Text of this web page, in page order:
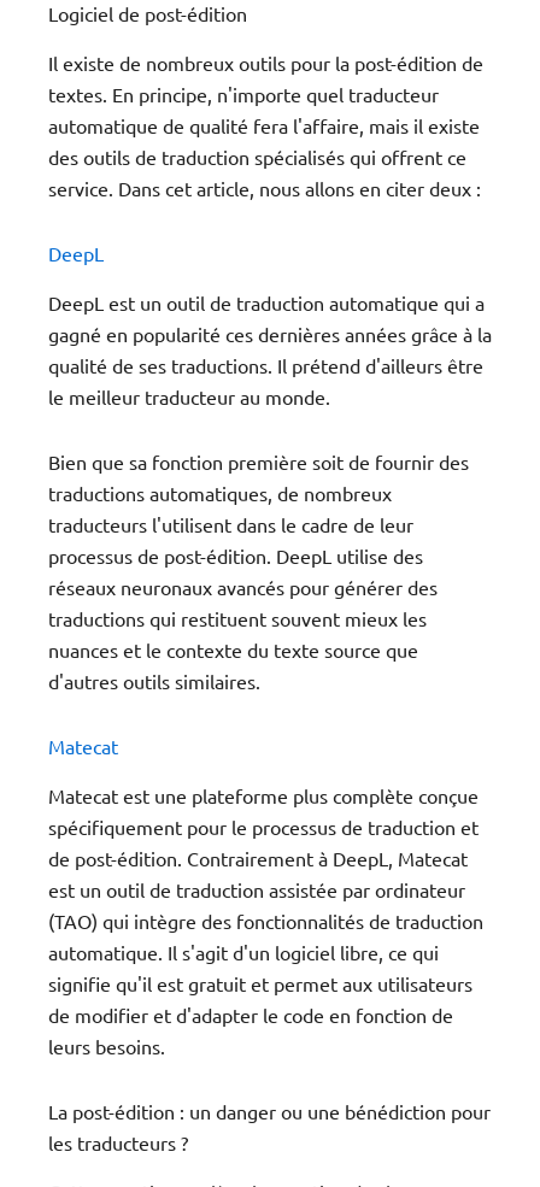
Logiciel de post-édition
Il existe de nombreux outils pour la post-édition de
textes. En principe, n'importe quel traducteur
automatique de qualité fera l'affaire, mais il existe
des outils de traduction spécialisés qui offrent ce
service. Dans cet article, nous allons en citer deux :
DeepL
DeepL est un outil de traduction automatique qui a
gagné en popularité ces dernières années grâce à la
qualité de ses traductions. Il prétend d'ailleurs être
le meilleur traducteur au monde.
Bien que sa fonction première soit de fournir des
traductions automatiques, de nombreux
traducteurs l'utilisent dans le cadre de leur
processus de post-édition. DeepL utilise des
réseaux neuronaux avancés pour générer des
traductions qui restituent souvent mieux les
nuances et le contexte du texte source que
d'autres outils similaires.
Matecat
Matecat est une plateforme plus complète conçue
spécifiquement pour le processus de traduction et
de post-édition. Contrairement à DeepL, Matecat
est un outil de traduction assistée par ordinateur
(TAO) qui intègre des fonctionnalités de traduction
automatique. Il s'agit d'un logiciel libre, ce qui
signifie qu'il est gratuit et permet aux utilisateurs
de modifier et d'adapter le code en fonction de
leurs besoins.
La post-édition : un danger ou une bénédiction pour
les traducteurs ?